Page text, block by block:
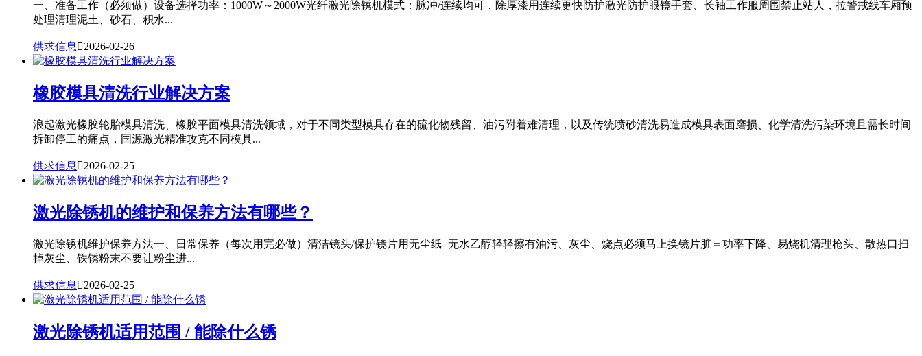
一、准备工作（必须做）设备选择功率：1000W～2000W光纤激光除锈机模式：脉冲/连续均可，除厚漆用连续更快防护激光防护眼镜手套、长袖工作服周围禁止站人，拉警戒线车厢预
处理清理泥土、砂石、积水...
供求信息2026-02-26
橡胶模具清洗行业解决方案
浪起激光橡胶轮胎模具清洗、橡胶平面模具清洗领域，对于不同类型模具存在的硫化物残留、油污附着难清理，以及传统喷砂清洗易造成模具表面磨损、化学清洗污染环境且需长时间
拆卸停工的痛点，国源激光精准攻克不同模具...
供求信息 2026-02-25
激光除锈机的维护和保养方法有哪些？
激光除锈机维护保养方法一、日常保养（每次用完必做）清洁镜头/保护镜片用无尘纸+无水乙醇轻轻擦有油污、灰尘、烧点必须马上换镜片脏＝功率下降、易烧机清理枪头、散热口扫
掉灰尘、铁锈粉末不要让粉尘进...
供求信息 2026-02-25
激光除锈机适用范围 / 能除什么锈